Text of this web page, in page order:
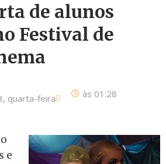
de alunos
Festival de
quarta-feira às 01:28
e